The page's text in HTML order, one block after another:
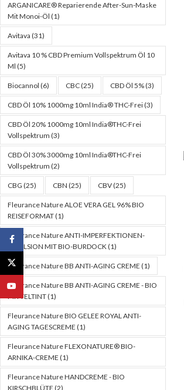
ARGANICARE® Reparierende After-Sun-Maske
Mit Monoi-Öl (1)
Avitava (31)
Avitava 10 % CBD Premium Vollspektrum Öl 10
Ml (5)
Biocannol (6) CBC(25) CBD Öl 5%(3)
CBD Öl 10% 1000mg 10ml India® THC-Frei(3)
CBD Öl 20% 1000mg 10ml India®THC-Frei
Vollspektrum (3)
CBD Öl 30% 3000mg 10ml India®THC-Frei
Vollspektrum (2)
CBG (25) CBN (25) CBV(25)
Fleurance Nature ALOE VERA GEL 96% BIO
REISEFORMAT(1)
Fleurance Nature ANTI-IMPERFEKTIONEN-
EMULSION MIT BIO-BURDOCK(1)
Fleurance Nature BB ANTI-AGING CREME (1)
Fleurance Nature BB ANTI-AGING CREME - BIO
MITTELTINT(1)
Fleurance Nature BIO GELEE ROYAL ANTI-
AGING TAGESCREME (1)
Fleurance Nature FLEXONATURE® BIO-
ARNIKA-CREME (1)
Fleurance Nature HANDCREME - BIO
KIRSCHBLÜTE (2)
Facebook
X
YouTube